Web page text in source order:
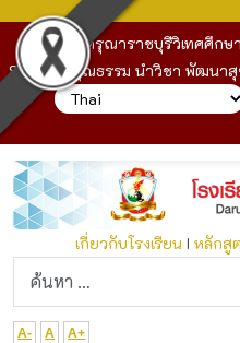
โรงเรียนดรุณาราชบุรีวิเทศศึกษ
School : คุณธรรม นำวิชา พัฒนา
เกี่ยวกับโรงเรียนI หลักสู
A- A A+